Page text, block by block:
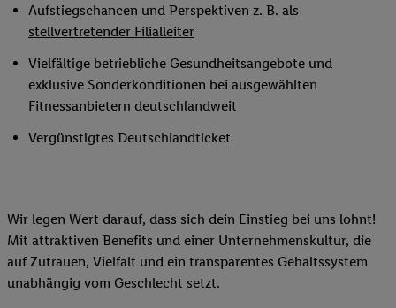
Aufstiegschancen und Perspektiven z. B. als
stellvertretender Filialleiter
Vielfältige betriebliche Gesundheitsangebote und
exklusive Sonderkonditionen bei ausgewählten
Fitnessanbietern deutschlandweit
Vergünstigtes Deutschlandticket
Wir legen Wert darauf, dass sich dein Einstieg bei uns lohnt!
Mit attraktiven Benefits und einer Unternehmenskultur, die
auf Zutrauen, Vielfalt und ein transparentes Gehaltssystem
unabhängig vom Geschlecht setzt.